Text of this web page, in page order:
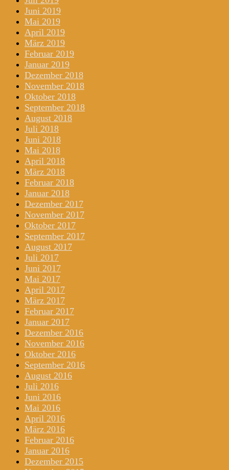
Juni 2019
Mai 2019
April 2019
März 2019
Februar 2019
Januar 2019
Dezember 2018
November 2018
Oktober 2018
September 2018
August 2018
Juli 2018
Juni 2018
Mai 2018
April 2018
März 2018
Februar 2018
Januar 2018
Dezember 2017
November 2017
Oktober 2017
September 2017
August 2017
Juli 2017
Juni 2017
Mai 2017
April 2017
März 2017
Februar 2017
Januar 2017
Dezember 2016
November 2016
Oktober 2016
September 2016
August 2016
Juli 2016
Juni 2016
Mai 2016
April 2016
März 2016
Februar 2016
Januar 2016
Dezember 2015